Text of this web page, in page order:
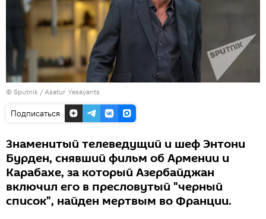
© Sputnik / Asatur Yesayants
Подписаться
Знаменитый телеведущий и шеф Энтони
Бурден, снявший фильм об Армении и
Карабахе, за который Азербайджан
включил его в пресловутый "черный
список", найден мертвым во Франции.